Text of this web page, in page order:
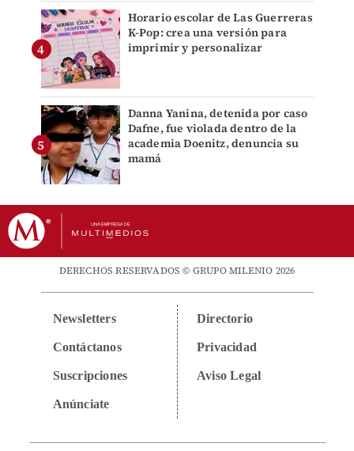
Horario escolar de Las Guerreras
K-Pop: crea una versión para
imprimir y personalizar
Danna Yanina, detenida por caso
Dafne, fue violada dentro de la
academia Doenitz, denuncia su
mamá
DERECHOS RESERVADOS © GRUPO MILENIO 2026
Newsletters
Contáctanos
Suscripciones
Anúnciate
Directorio
Privacidad
Aviso Legal